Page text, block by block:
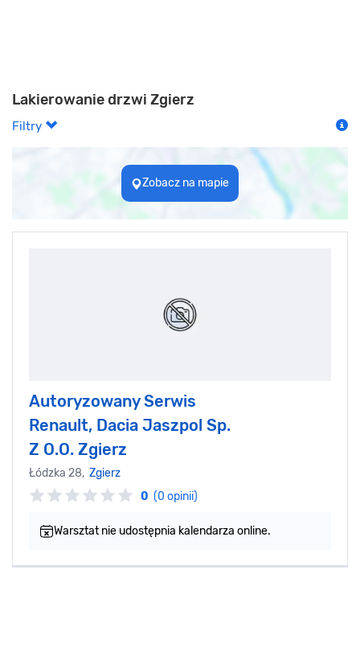
Lakierowanie drzwi Zgierz
Filtry
Zobacz na mapie
Autoryzowany Serwis
Renault, Dacia Jaszpol Sp.
Z O.O. Zgierz
Łódzka 28, Zgierz
0 (0 opinii)
Warsztat nie udostępnia kalendarza online.